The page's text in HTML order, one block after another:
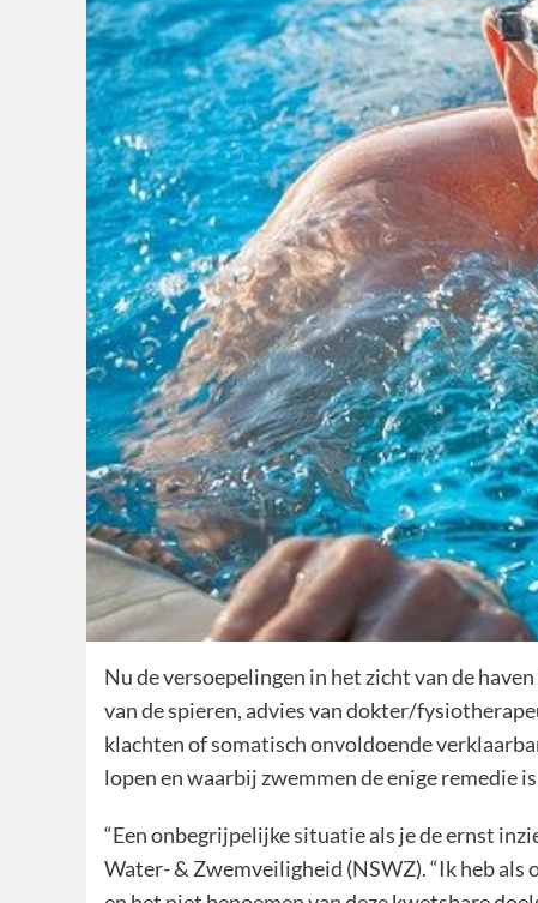
Nu de versoepelingen in het zicht van de
van de spieren, advies van dokter/
klachten of somatisch onvoldoende
lopen en waarbij zwemmen de enige remedie
“Een onbegrijpelijke situatie als je de ernst
Water- & Zwemveiligheid (NSWZ). “Ik heb als